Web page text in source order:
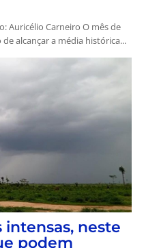
Auricélio Carneiro O mês de
alcançar a média histórica...
intensas, neste
podem